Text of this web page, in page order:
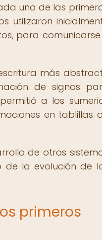
una de las
utilizaron
para
más
de signos
a los
en tablillas
de otros
de la evolución de
primeros